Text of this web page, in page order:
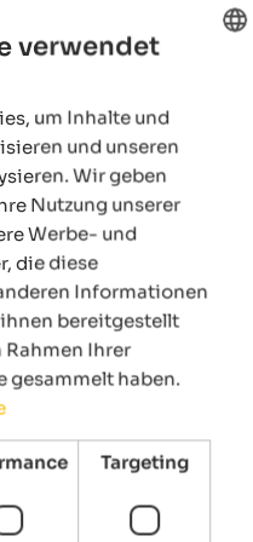
ab 252 €
mit traumhaftem
Zum Hotel
GERMAN
verwendet
um Inhalte und
und unseren
Wir geben
Nutzung unserer
Werbe- und
die diese
Informationen
bereitgestellt
Rahmen Ihrer
gesammelt haben.
Targeting